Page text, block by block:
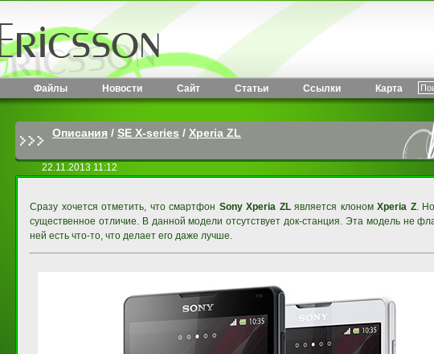
Файлы Новости Сайт Статьи Ссылки Карта
Описания / SE X-series / Xperia ZL
22.11.2013 11:12
Сразу хочется отметить, что смартфон Sony Xperia ZLявляется клономXperia Z.
существенное отличие. В данной модели отсутствует док-станция. Эта модель не
ней есть что-то, что делает его даже лучше.